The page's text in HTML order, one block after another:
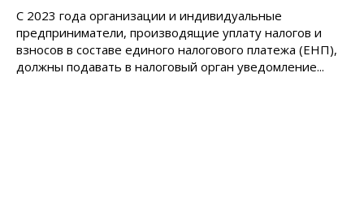
С 2023 года организации и индивидуальные
предприниматели, производящие уплату налогов и
взносов в составе единого налогового платежа (ЕНП),
должны подавать в налоговый орган уведомление...